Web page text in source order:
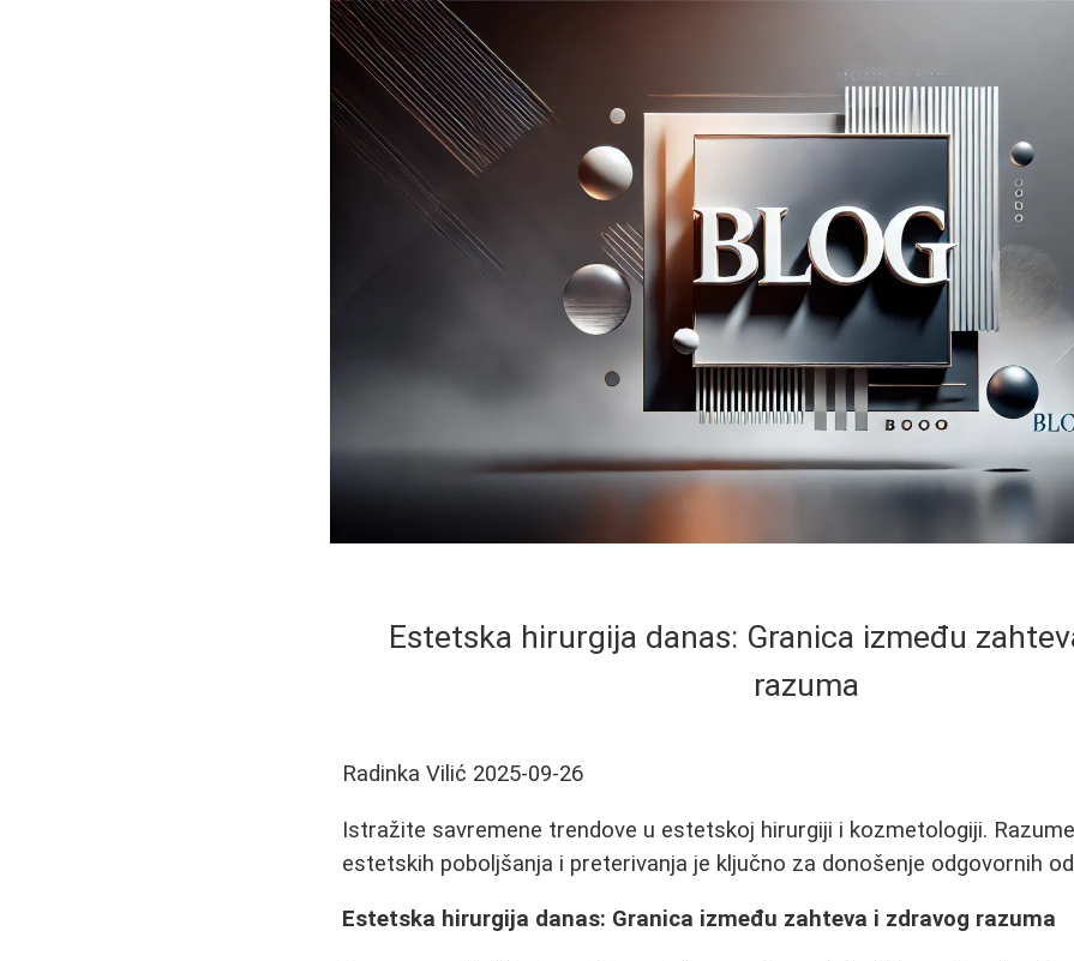
Estetska hirurgija danas: Granica između
razuma
Radinka Vilić 2025-09-26
Istražite savremene trendove u estetskoj hirurgiji i kozmetologiji.
estetskih poboljšanja i preterivanja je ključno za donošenje odgovornih
Estetska hirurgija danas: Granica između zahteva i zdravog razuma